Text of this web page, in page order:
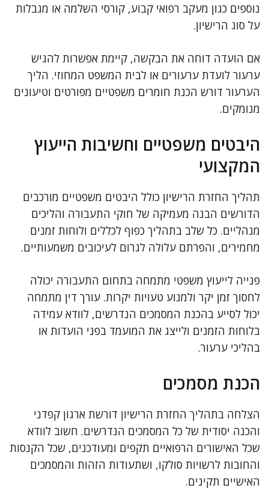
נוספים כגון מעקב רפואי קבוע, קורסי השלמה או מגבלות
על סוג הרישיון.
אם הועדה דוחה את הבקשה, קיימת אפשרות להגיש
ערעור לועדת ערעורים או לבית המשפט המחוזי. הליך
הערעור דורש הכנת חומרים משפטיים מפורטים וטיעונים
מנומקים.
היבטים משפטיים וחשיבות הייעוץ
המקצועי
תהליך החזרת הרישיון כולל היבטים משפטיים מורכבים
הדורשים הבנה מעמיקה של חוקי התעבורה והליכים
מנהליים. כל שלב בתהליך כפוף לכללים ולוחות זמנים
מחמירים, והפרתם עלולה לגרום לעיכובים משמעותיים.
פנייה לייעוץ משפטי מתמחה בתחום התעבורה יכולה
לחסוך זמן יקר ולמנוע טעויות יקרות. עורך דין מתמחה
יכול לסייע בהכנת המסמכים הנדרשים, לוודא עמידה
בלוחות הזמנים ולייצג את המועמד בפני הועדות או
בהליכי ערעור.
הכנת מסמכים
הצלחה בתהליך החזרת הרישיון דורשת ארגון קפדני
והכנה יסודית של כל המסמכים הנדרשים. חשוב לוודא
שכל האישורים הרפואיים תקפים ומעודכנים, שכל הקנסות
והחובות לרשויות סולקו, ושתעודות הזהות והמסמכים
האישיים תקינים.